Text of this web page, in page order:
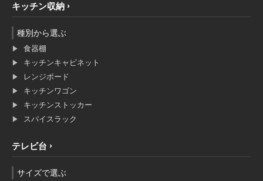
キッチン収納
種別から選ぶ
食器棚
キッチンキャビネット
レンジボード
キッチンワゴン
キッチンストッカー
スパイスラック
テレビ台
サイズで選ぶ